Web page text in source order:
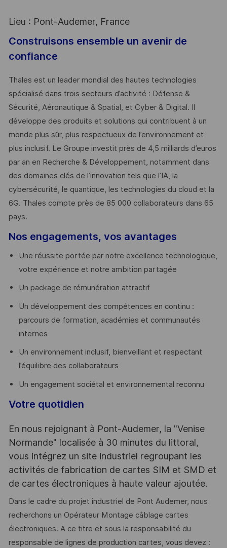
Lieu : Pont-Audemer, France
Construisons ensemble un avenir de
confiance
Thales est un leader mondial des hautes technologies
spécialisé dans trois secteurs d’activité : Défense &
Sécurité, Aéronautique & Spatial, et Cyber & Digital. Il
développe des produits et solutions qui contribuent à un
monde plus sûr, plus respectueux de l’environnement et
plus inclusif. Le Groupe investit près de 4,5 milliards d’euros
par an en Recherche & Développement, notamment dans
des domaines clés de l’innovation tels que l’IA, la
cybersécurité, le quantique, les technologies du cloud et la
6G. Thales compte près de 85 000 collaborateurs dans 65
pays. ​
Nos engagements, vos avantages
Une réussite portée par notre excellence technologique,
votre expérience et notre ambition partagée
Un package de rémunération attractif
Un développement des compétences en continu :
parcours de formation, académies et communautés
internes
Un environnement inclusif, bienveillant et respectant
l’équilibre des collaborateurs
Un engagement sociétal et environnemental reconnu
Votre quotidien
En nous rejoignant à Pont-Audemer, la "Venise
Normande" localisée à 30 minutes du littoral,
vous intégrez un site industriel regroupant les
activités de fabrication de cartes SIM et SMD et
de cartes électroniques à haute valeur ajoutée.
Dans le cadre du projet industriel de Pont Audemer, nous
recherchons un Opérateur Montage câblage cartes
électroniques. A ce titre et sous la responsabilité du
responsable de lignes de production cartes, vous devez :